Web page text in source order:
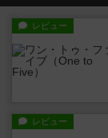
レビュー
レビュー